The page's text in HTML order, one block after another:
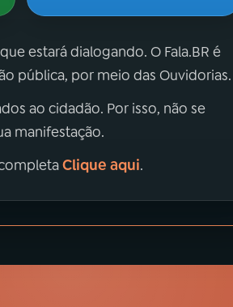
estará dialogando. O Fala.BR é
pública, por meio das Ouvidorias.
ao cidadão. Por isso, não se
manifestação.
Clique aqui.